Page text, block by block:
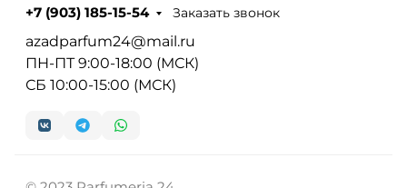
+7 (903) 185-15-54 Заказать звонок
azadparfum24@mail.ru
ПН-ПТ 9:00-18:00 (МСК)
СБ 10:00-15:00 (МСК)